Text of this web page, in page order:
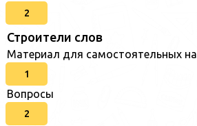
2
Строители слов
Материал для самостоятельных
1
Вопросы
2